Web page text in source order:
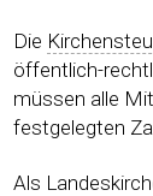
Die
öffentlich-
müssen alle
festgelegten
Als